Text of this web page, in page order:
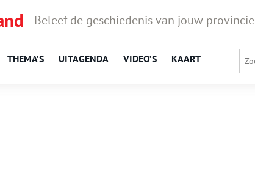
Beleef de geschiedenis van jouw provincie
THEMA’S UITAGENDA VIDEO’S KAART